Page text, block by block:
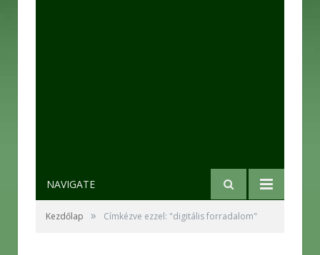
NAVIGATE
Kezdőlap » Címkézve ezzel: "digitális forradalom"